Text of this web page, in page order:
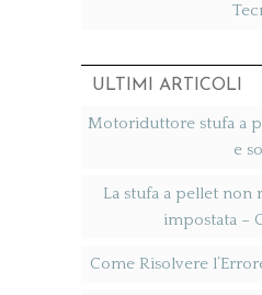
ULTIMI ARTICOLI
Motoriduttore stufa a
e
La stufa a pellet non
impostata​ –
Come Risolvere